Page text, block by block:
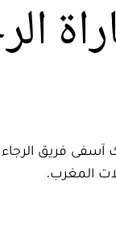
آسفى فريق